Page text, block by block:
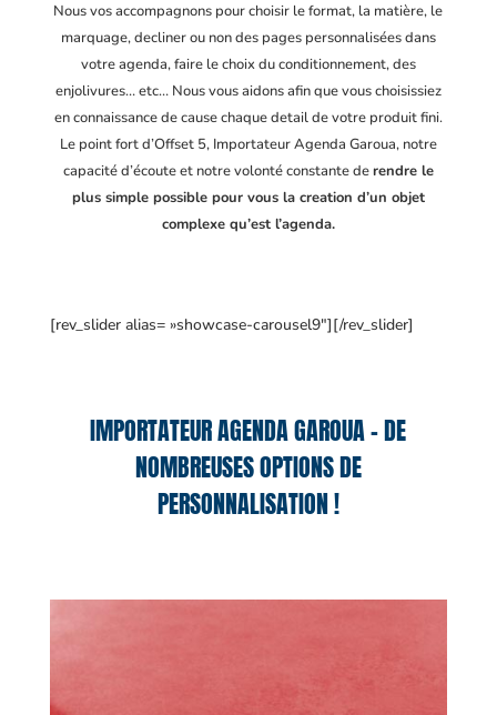
Nous vos accompagnons pour choisir le format, la matière, le
marquage, decliner ou non des pages personnalisées dans
votre agenda, faire le choix du conditionnement, des
enjolivures… etc… Nous vous aidons afin que vous choisissiez
en connaissance de cause chaque detail de votre produit fini.
Le point fort d’Offset 5, Importateur Agenda Garoua, notre
capacité d’écoute et notre volonté constante derendre le
plus simple possible pour vous la creation d’un objet
complexe qu’est l’agenda.
[rev_slider alias= »showcase-carousel9″][/rev_slider]
IMPORTATEUR AGENDA GAROUA – DE
NOMBREUSES OPTIONS DE
PERSONNALISATION !